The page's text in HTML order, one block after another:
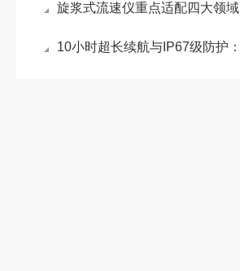
旋浆式流速仪重点适配四大领域：水文测验、水利调查、农田灌溉和径流实验
10小时超长续航与IP67级防护：天蔚电波流速仪在野外环境下的全天候作业之道